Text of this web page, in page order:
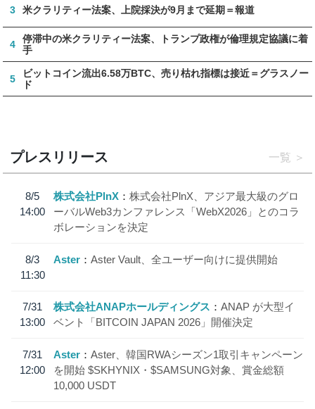
3 米クラリティー法案、上院採決が9月まで延期＝報道
4
停滞中の米クラリティー法案、トランプ政権が倫理規定協議に着
手
5
ビットコイン流出6.58万BTC、売り枯れ指標は接近＝グラスノー
ド
プレスリリース 一覧
8/5
14:00
株式会社PlnX
株式会社PlnX、アジア最大級のグロ
ーバルWeb3カンファレンス「WebX2026」とのコラ
ボレーションを決定
8/3
11:30
Aster Aster Vault、全ユーザー向けに提供開始
7/31
13:00
株式会社ANAPホールディングス
ANAP が大型イ
ベント「BITCOIN JAPAN 2026」開催決定
7/31
12:00
Aster
Aster、韓国RWAシーズン1取引キャンペーン
を開始 $SKHYNIX・$SAMSUNG対象、賞金総額
10,000 USDT